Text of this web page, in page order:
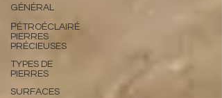
GÉNÉRAL
РÉTROÉCLAIRÉ
PIERRES
PRÉCIEUSES
TYPES DE
PIERRES
SURFACES